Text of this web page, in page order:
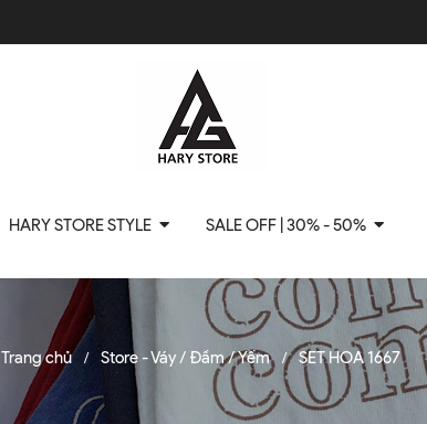
HARY STORE STYLE SALE OFF | 30% - 50%
Trang chủ / Store - Váy / Đầm / Yếm / SET HOA 1667